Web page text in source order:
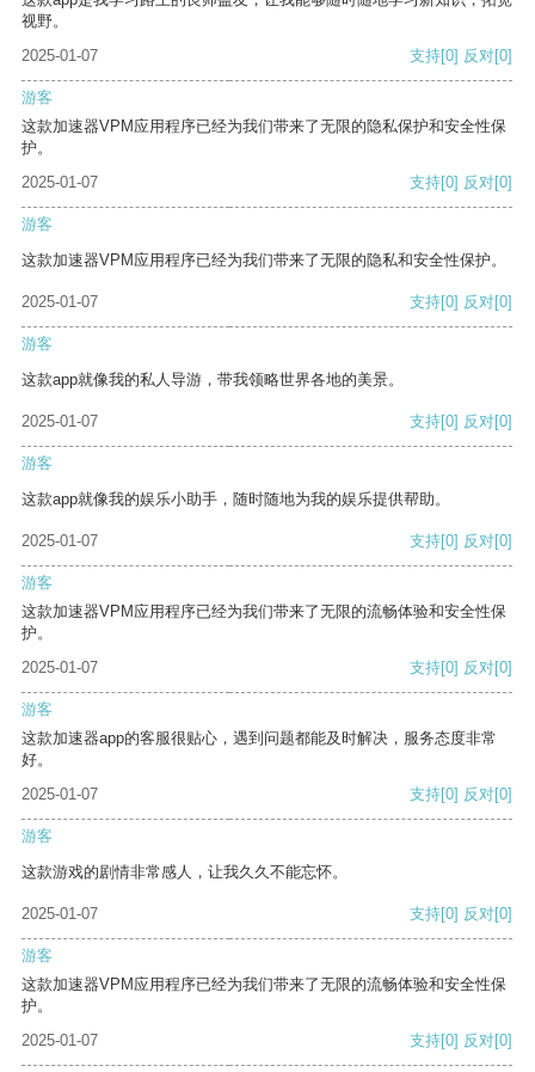
视野。
2025-01-07
支持[0] 反对[0]
游客
这款加速器VPM应用程序已经为我们带来了无限的隐私保护和安全性保
护。
2025-01-07
支持[0] 反对[0]
游客
这款加速器VPM应用程序已经为我们带来了无限的隐私和安全性保护。
2025-01-07 支持[0] 反对[0]
游客
这款app就像我的私人导游，带我领略世界各地的美景。
2025-01-07 支持[0] 反对[0]
游客
这款app就像我的娱乐小助手，随时随地为我的娱乐提供帮助。
2025-01-07 支持[0] 反对[0]
游客
这款加速器VPM应用程序已经为我们带来了无限的流畅体验和安全性保
护。
2025-01-07
支持[0] 反对[0]
游客
这款加速器app的客服很贴心，遇到问题都能及时解决，服务态度非常
好。
2025-01-07
支持[0] 反对[0]
游客
这款游戏的剧情非常感人，让我久久不能忘怀。
2025-01-07 支持[0] 反对[0]
游客
这款加速器VPM应用程序已经为我们带来了无限的流畅体验和安全性保
护。
2025-01-07
支持[0] 反对[0]